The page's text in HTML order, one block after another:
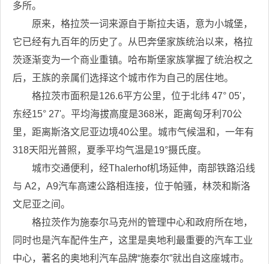
多所。
原来，格拉茨一词来源自于斯拉夫语，意为小城堡，
它已经有九百年的历史了。从巴奔堡家族统治以来，格拉
茨逐渐变为一个商业重镇。哈布斯堡家族掌握了统治权之
后，王族的亲属们选择这个城市作为自己的居住地。
格拉茨市面积是126.6平方公里，位于北纬 47° 05'，
东经15° 27'。平均海拔高度是368米，距离匈牙利70公
里，距离斯洛文尼亚边境40公里。城市气候温和，一年有
318天阳光普照，夏季平均气温是19°摄氏度。
城市交通便利，经Thalerhof机场延伸，南部铁路沿线
与 A2，A9汽车高速公路相连接，位于帕骚，林茨和斯洛
文尼亚之间。
格拉茨作为施泰尔马克州的管理中心和政府所在地，
同时也是汽车配件生产，这里是奥地利最重要的汽车工业
中心，著名的奥地利汽车品牌“施泰尔”就出自这座城市。